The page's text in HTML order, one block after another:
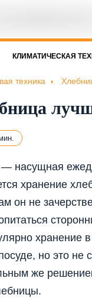
КЛИМАТИЧЕСКАЯ
техника
насущная
хранение
он не
хранение в
но это не
же